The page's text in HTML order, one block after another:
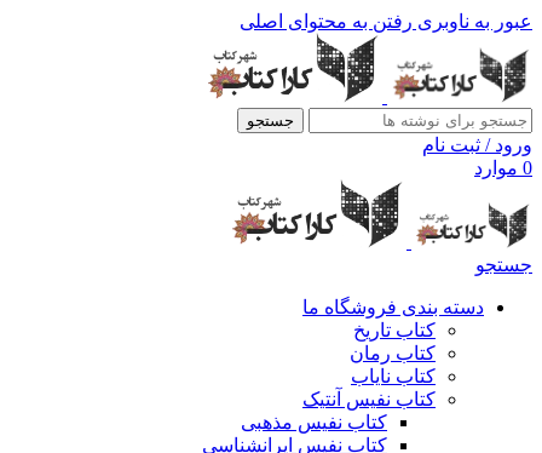
عبور به ناوبری رفتن به محتوای اصلی
جستجو
ورود / ثبت نام
0 موارد
جستجو
دسته بندی فروشگاه ما
کتاب تاریخ
کتاب رمان
کتاب نایاب
کتاب نفیس آنتیک
کتاب نفیس مذهبی
کتاب نفیس ایرانشناسی